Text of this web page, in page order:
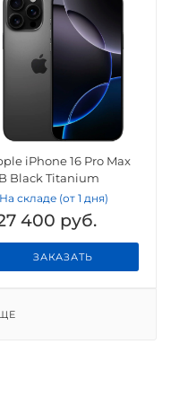
iPhone 16 Pro Max
Black Titanium
На складе (от 1 дня)
400 руб.
ЗАКАЗАТЬ